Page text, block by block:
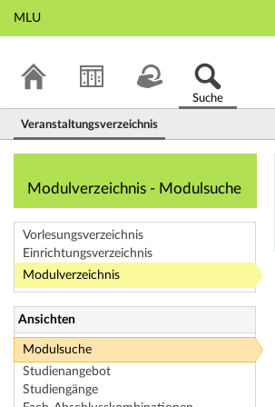
MLU
Suche
Veranstaltungsverzeichnis
Modulverzeichnis - Modulsuche
Vorlesungsverzeichnis
Einrichtungsverzeichnis
Modulverzeichnis
Ansichten
Modulsuche
Studienangebot
Studiengänge